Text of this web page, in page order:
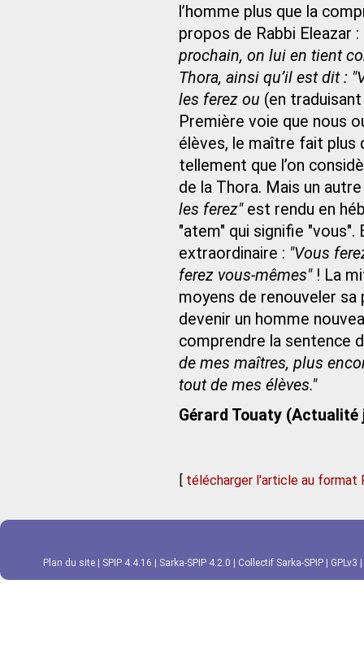
l’homme plus que la
propos de Rabbi Eleazar :
prochain, on lui en tient
Thora, ainsi qu’il est dit :
les ferez ou (en
Première voie que nous
élèves, le maître fait plus
tellement que l’on
de la Thora. Mais un
les ferez"est rendu en
"atem" qui signifie
extraordinaire : "Vous
ferez vous-mêmes"! La
moyens de renouveler
devenir un homme
comprendre la sentence
de mes maîtres, plus
tout de mes élèves."
Gérard Touaty (Actualité
[ télécharger l'article au format
Plan du site SPIP 4.4.16 Sarka-SPIP 4.2.0 Collectif Sarka-SPIP GPLv3